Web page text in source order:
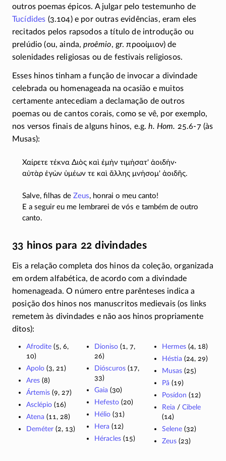
outros poemas épicos. A julgar pelo testemunho de
Tucídides (3.104) e por outras evidências, eram eles
recitados pelos rapsodos a título de introdução ou
prelúdio (ou, ainda,proêmio, gr.προοίμιον) de
solenidades religiosas ou de festivais religiosos.
Esses hinos tinham a função de invocar a divindade
celebrada ou homenageada na ocasião e muitos
certamente antecediam a declamação de outros
poemas ou de cantos corais, como se vê, por exemplo,
nos versos finais de alguns hinos, e.g.h. Hom. 25.6-7 (às
Musas):
Χαίρετε τέκνα Διὸς καὶ ἐμὴν τιμήσατ' ἀοιδήν·
αὐτὰρ ἐγὼν ὑμέων τε καὶ ἄλλης μνήσομ' ἀοιδῆς.
Salve, filhas de Zeus, honrai o meu canto!
E a seguir eu me lembrarei de vós e também de outro
canto.
33 hinos para 22 divindades
Eis a relação completa dos hinos da coleção, organizada
em ordem alfabética, de acordo com a divindade
homenageada. O número entre parênteses indica a
posição dos hinos nos manuscritos medievais(os links
remetem às divindades e não aos hinos propriamente
ditos):
Afrodite (5, 6,
10)
Apolo (3, 21)
Ares (8)
Ártemis (9, 27)
Asclépio (16)
Atena (11, 28)
Deméter (2, 13)
Dioniso(1, 7,
26)
Dióscuros(17,
33)
Gaia (30)
Hefesto(20)
Hélio(31)
Hera (12)
Héracles(15)
Hermes (4, 18)
Héstia (24, 29)
Musas (25)
Pã (19)
Posídon (12)
Reia /Cibele
(14)
Selene (32)
Zeus (23)